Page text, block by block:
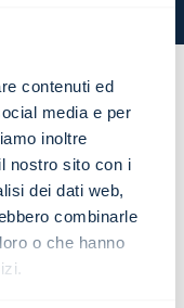
contenuti ed
media e per
inoltre
nostro sito con i
dei dati web,
combinarle
o che hanno